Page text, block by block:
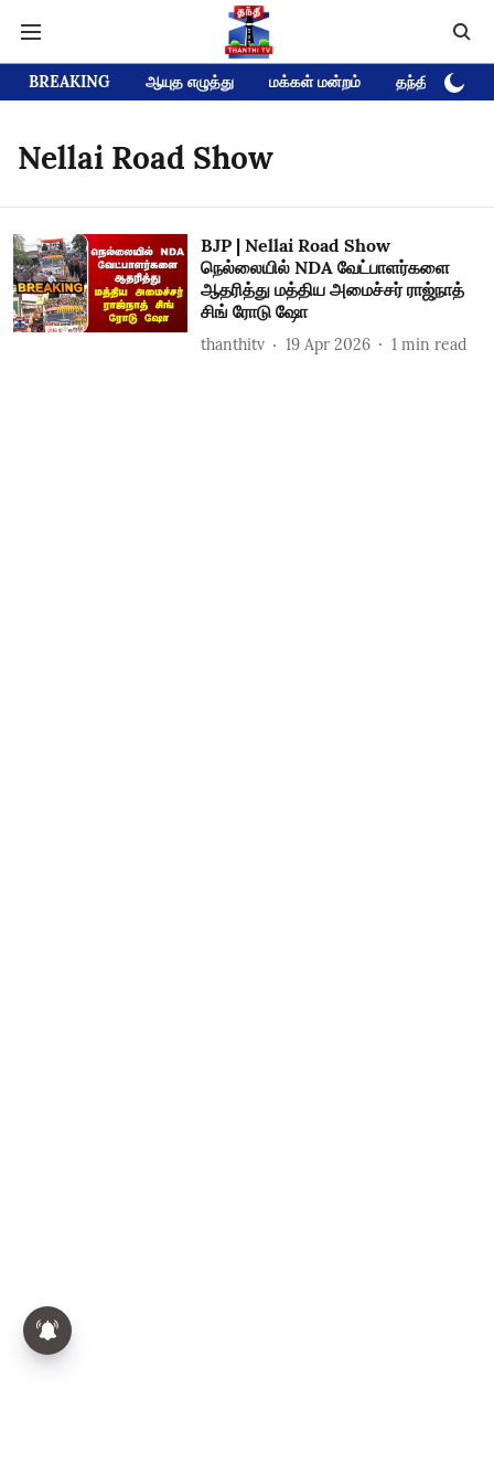
BREAKING ஆயுத எழுத்து மக்கள் மன்றம் தந்தி டிவி
Nellai Road Show
BJP | Nellai Road Show
நெல்லையில் NDA வேட்பாளர்களை
ஆதரித்து மத்திய அமைச்சர் ராஜ்நாத்
சிங் ரோடு ஷோ
thanthitv 19 Apr 2026 1 min read